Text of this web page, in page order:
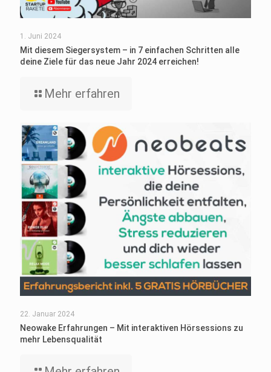
1. Juni 2024
Mit diesem Siegersystem – in 7 einfachen Schritten alle
deine Ziele für das neue Jahr 2024 erreichen!
Mehr erfahren
22. Januar 2024
Neowake Erfahrungen – Mit interaktiven Hörsessions zu
mehr Lebensqualität